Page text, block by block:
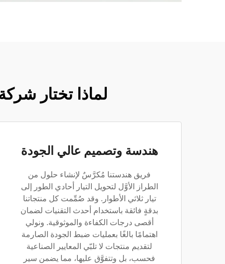
لماذا تختار
هندسة وتصميم عالي الجودة
فريق هندستنا مُكرَّسٌ لإنشاء حلول من
الطراز الأوَّل لتحويل التيار أحادي الطور إلى
تيار ثلاثي الأطوار. وقد صُمِّمت كل منتجاتنا
بدقةٍ فائقة باستخدام أحدث التقنيات لضمان
أقصى درجات الكفاءة والموثوقية. ونولي
اهتمامًا بالغًا بعمليات ضبط الجودة الصارمة
لتقديم منتجات لا تلبّي المعايير الصناعية
فحسب، بل وتتفوَّق عليها، مما يضمن سير